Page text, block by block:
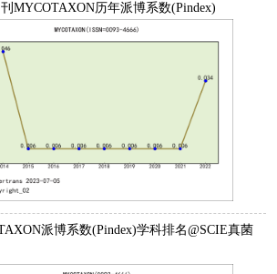
MYCOTAXON历年派博系数(Pindex)
派博系数(Pindex)学科排名@SCIE真菌